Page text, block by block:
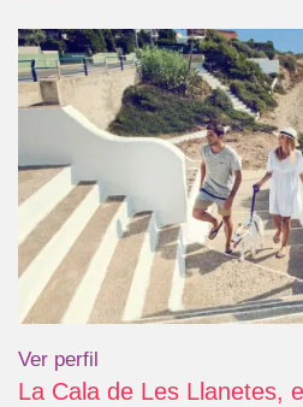
Ver perfil
La Cala de Les Llanetes,